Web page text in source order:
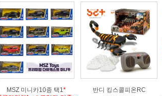
MSZ 미니카10종 택1*
반디 킹스콜피온RC